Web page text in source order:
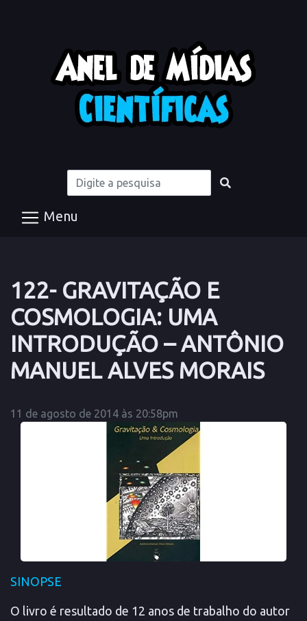
Menu
122- GRAVITAÇÃO E
COSMOLOGIA: UMA
INTRODUÇÃO – ANTÔNIO
MANUEL ALVES MORAIS
11 de agosto de 2014 às 20:58pm
SINOPSE
O livro é resultado de 12 anos de trabalho do autor